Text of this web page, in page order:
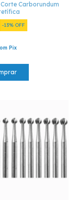
Carborundum
-13% OFF
Pix